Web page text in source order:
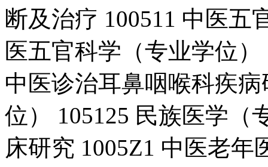
断及治疗 100511 中医五
医五官科学（专业学位
中医诊治耳鼻咽喉科疾
位） 105125 民族医学（
床研究 1005Z1 中医老